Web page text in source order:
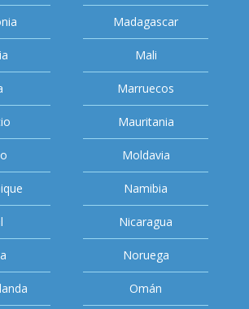
Madagascar
Mali
Marruecos
Mauritania
Moldavia
Namibia
Nicaragua
Noruega
Omán